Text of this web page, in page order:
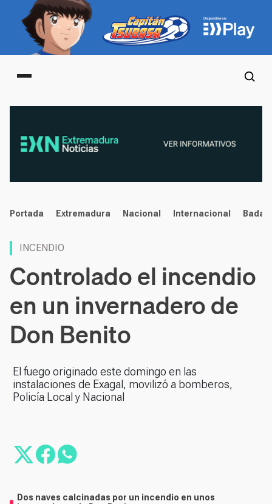
Main menu
noticias
Portada Extremadura Nacional Internacional
INCENDIO
Controlado el incendio
en un invernadero de
Don Benito
El fuego originado este domingo en las
instalaciones de Exagal, movilizó a bomberos,
Policía Local y Nacional
Dos naves calcinadas por un incendio en unos